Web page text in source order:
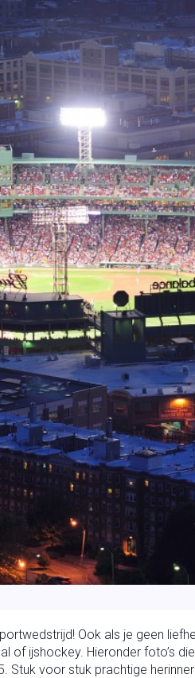
Ook als je geen
of ijshockey. Hieronder foto’s
Stuk voor stuk prachtige